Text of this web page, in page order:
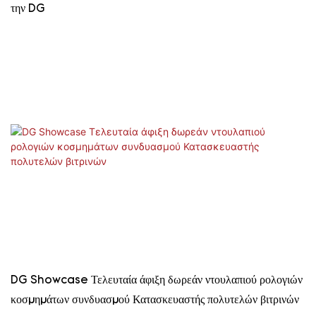
την DG
DG Showcase Τελευταία άφιξη δωρεάν ντουλαπιού ρολογιών
κοσμημάτων συνδυασμού Κατασκευαστής πολυτελών βιτρινών